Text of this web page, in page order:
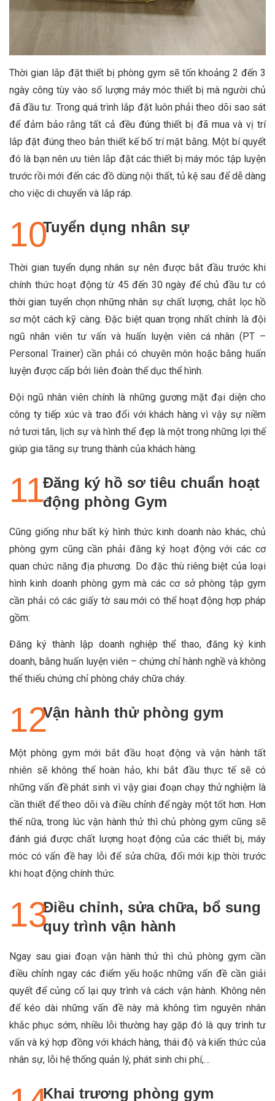
Thời gian lắp đặt thiết bị phòng gym sẽ tốn khoảng 2 đến 3
ngày công tùy vào số lượng máy móc thiết bị mà người chủ
đã đầu tư. Trong quá trình lắp đặt luôn phải theo dõi sao sát
để đảm bảo rằng tất cả đều đúng thiết bị đã mua và vị trí
lắp đặt đúng theo bản thiết kế bố trí mặt bằng. Một bí quyết
đó là bạn nên ưu tiên lắp đặt các thiết bị máy móc tập luyện
trước rồi mới đến các đồ dùng nội thất, tủ kệ sau để dễ dàng
cho việc di chuyển và lắp ráp.
Tuyển dụng nhân sự
Thời gian tuyển dụng nhân sự nên được bắt đầu trước khi
chính thức hoạt động từ 45 đến 30 ngày để chủ đầu tư có
thời gian tuyển chọn những nhân sự chất lượng, chắt lọc hồ
sơ một cách kỹ càng. Đặc biệt quan trọng nhất chính là đội
ngũ nhân viên tư vấn và huấn luyện viên cá nhân (PT –
Personal Trainer) cần phải có chuyên môn hoặc bằng huấn
luyện được cấp bởi liên đoàn thể dục thể hình.
Đội ngũ nhân viên chính là những gương mặt đại diện cho
công ty tiếp xúc và trao đổi với khách hàng vì vậy sự niềm
nở tươi tắn, lịch sự và hình thể đẹp là một trong những lợi thế
giúp gia tăng sự trung thành của khách hàng.
Đăng ký hồ sơ tiêu chuẩn hoạt
động phòng Gym
Cũng giống như bất kỳ hình thức kinh doanh nào khác, chủ
phòng gym cũng cần phải đăng ký hoạt động với các cơ
quan chức năng địa phương. Do đặc thù riêng biệt của loại
hình kinh doanh phòng gym mà các cơ sở phòng tập gym
cần phải có các giấy tờ sau mới có thể hoạt động hợp pháp
gồm:
Đăng ký thành lập doanh nghiệp thể thao, đăng ký kinh
doanh, bằng huấn luyện viên – chứng chỉ hành nghề và không
thể thiếu chứng chỉ phòng cháy chữa cháy.
Vận hành thử phòng gym
Một phòng gym mới bắt đầu hoạt động và vận hành tất
nhiên sẽ không thể hoàn hảo, khi bắt đầu thực tế sẽ có
những vấn đề phát sinh vì vậy giai đoạn chạy thử nghiệm là
cần thiết để theo dõi và điều chỉnh để ngày một tốt hơn. Hơn
thế nữa, trong lúc vận hành thử thì chủ phòng gym cũng sẽ
đánh giá được chất lượng hoạt động của các thiết bị, máy
móc có vấn đề hay lỗi để sửa chữa, đổi mới kịp thời trước
khi hoạt động chính thức.
Điều chỉnh, sửa chữa, bổ sung
quy trình vận hành
Ngay sau giai đoạn vận hành thử thì chủ phòng gym cần
điều chỉnh ngay các điểm yếu hoặc những vấn đề cần giải
quyết để củng cố lại quy trình và cách vận hành. Không nên
để kéo dài những vấn đề này mà không tìm nguyên nhân
khắc phục sớm, nhiều lỗi thường hay gặp đó là quy trình tư
vấn và ký hợp đồng với khách hàng, thái độ và kiến thức của
nhân sự, lỗi hệ thống quản lý, phát sinh chi phí,…
Khai trương phòng gym